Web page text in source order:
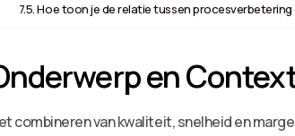
Hoe toon je de relatie tussen procesverbetering
en
combineren van kwaliteit, snelheid en